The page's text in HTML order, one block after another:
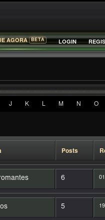
AGORA BETA LOGIN
J K L M N O
Posts
6
5